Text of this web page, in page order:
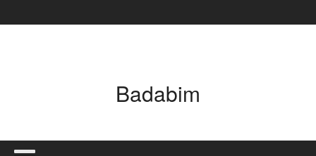
Badabim